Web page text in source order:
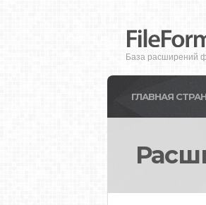
База расширений
ГЛАВНАЯ